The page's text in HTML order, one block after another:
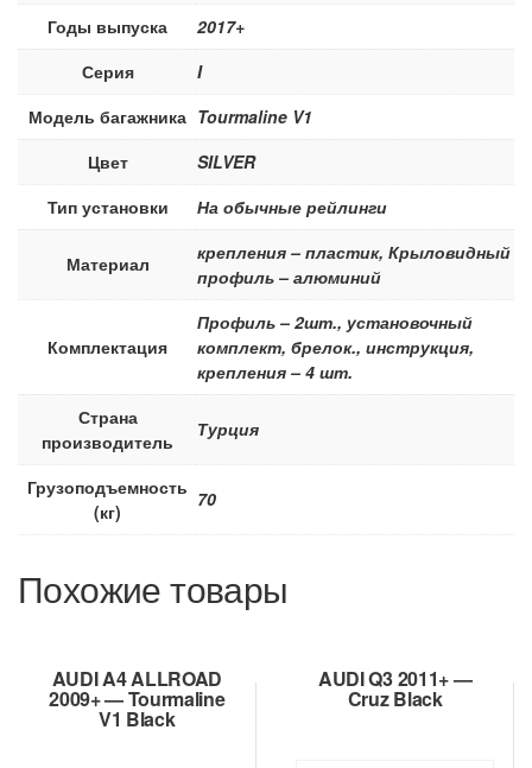
Годы выпуска
2017+
Серия
I
Модель багажника Tourmaline V1
Цвет
SILVER
Тип установки
На обычные рейлинги
Материал
крепления – пластик, Крыловидный
профиль – алюминий
Комплектация
Профиль – 2шт., установочный
комплект, брелок., инструкция,
крепления – 4 шт.
Страна
производитель
Турция
Грузоподъемность
(кг)
70
Похожие товары
AUDI A4 ALLROAD
2009+ — Tourmaline
V1 Black
AUDI Q3 2011+ —
Cruz Black